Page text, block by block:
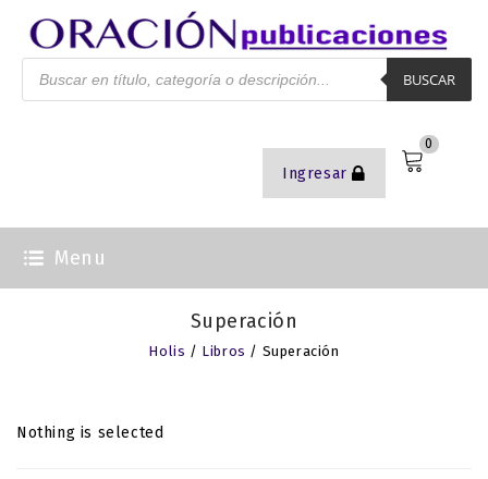
Ingresar
0
BUSCAR
Menu
Superación
Holis / Libros / Superación
Nothing is selected